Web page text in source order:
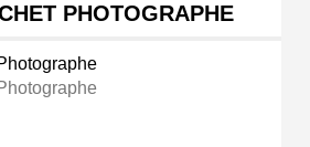
PHOTOGRAPHE